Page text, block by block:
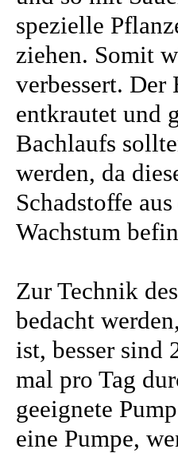
spezielle
ziehen. Somit
verbessert.
entkrautet und
Bachlaufs
werden, da
Schadstoffe
Wachstum
Zur Technik
bedacht
ist, besser sind
mal pro Tag
geeignete
eine Pumpe,